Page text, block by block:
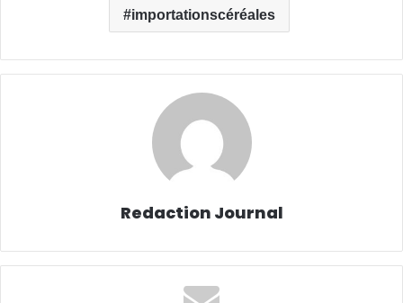
importationscéréales
Redaction Journal